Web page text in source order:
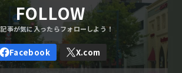
FOLLOW